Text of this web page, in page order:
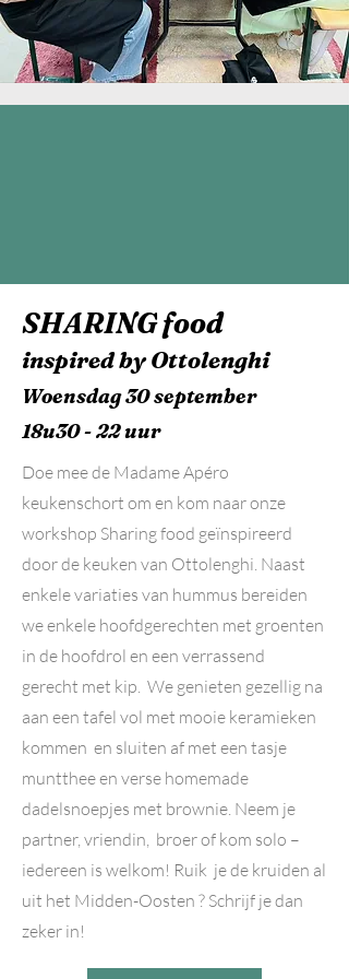
SHARING food
inspired by Ottolenghi
Woensdag 30 september
18u30 - 22 uur
Doe mee de Madame Apéro
keukenschort om en kom naar onze
workshop Sharing food geïnspireerd
door de keuken van Ottolenghi. Naast
enkele variaties van hummus bereiden
we enkele hoofdgerechten met groenten
in de hoofdrol en een verrassend
gerecht met kip. We genieten gezellig na
aan een tafel vol met mooie keramieken
kommen en sluiten af met een tasje
muntthee en verse homemade
dadelsnoepjes met brownie. Neem je
partner, vriendin, broer of kom solo –
iedereen is welkom! Ruik je de kruiden al
uit het Midden-Oosten ? Schrijf je dan
zeker in!